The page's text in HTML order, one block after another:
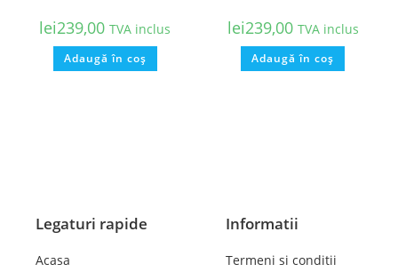
lei239,00 TVA inclus
Adaugă în coș
lei239,00 TVA inclus
Adaugă în coș
Legaturi rapide
Acasa
Informatii
Termeni si conditii